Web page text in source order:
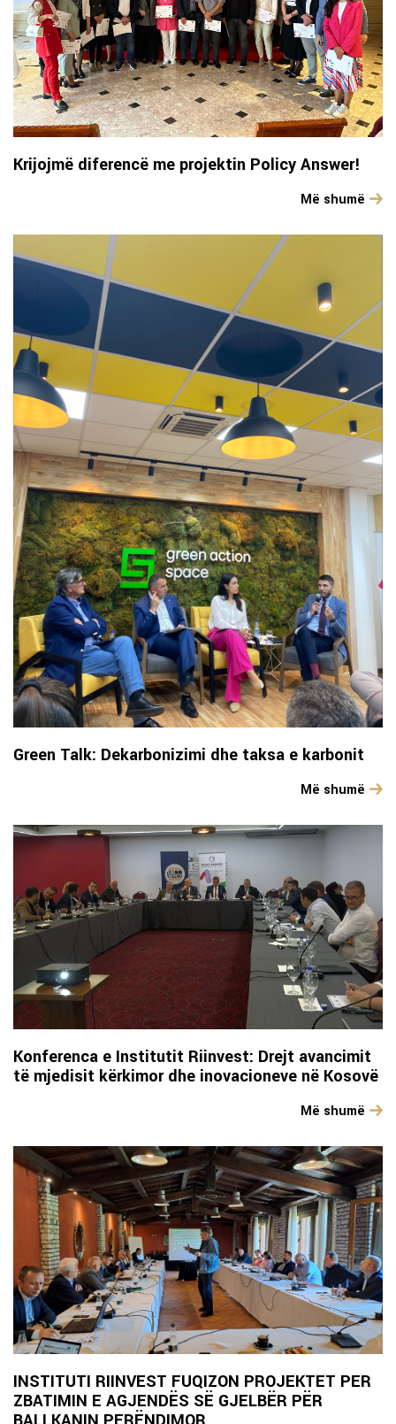
Krijojmë diferencë me projektin Policy Answer!
Më shumë
Green Talk: Dekarbonizimi dhe taksa e karbonit
Më shumë
Konferenca e Institutit Riinvest: Drejt avancimit
të mjedisit kërkimor dhe inovacioneve në Kosovë
Më shumë
INSTITUTI RIINVEST FUQIZON PROJEKTET PER
ZBATIMIN E AGJENDËS SË GJELBËR PËR